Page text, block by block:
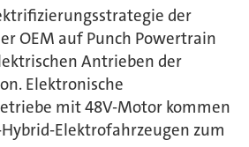
der
OEM auf Punch Powertrain
Antrieben der
Elektronische
mit 48V-Motor kommen
Elektrofahrzeugen zum